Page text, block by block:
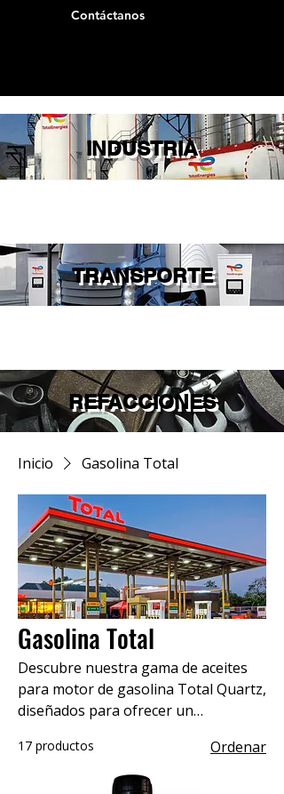
Contáctanos
INDUSTRIA
TRANSPORTE
REFACCIONES
Inicio Gasolina Total
Gasolina Total
Descubre nuestra gama de aceites
para motor de gasolina Total Quartz,
diseñados para ofrecer un
superior. Con tecnología avanzada,
los aceites Quartz prolongan la vida
17 productos Ordenar